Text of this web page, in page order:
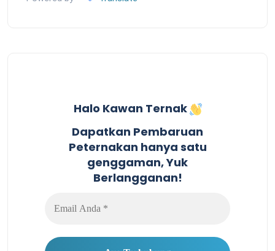
Halo Kawan Ternak
Dapatkan Pembaruan
Peternakan hanya satu
genggaman, Yuk
Berlangganan!